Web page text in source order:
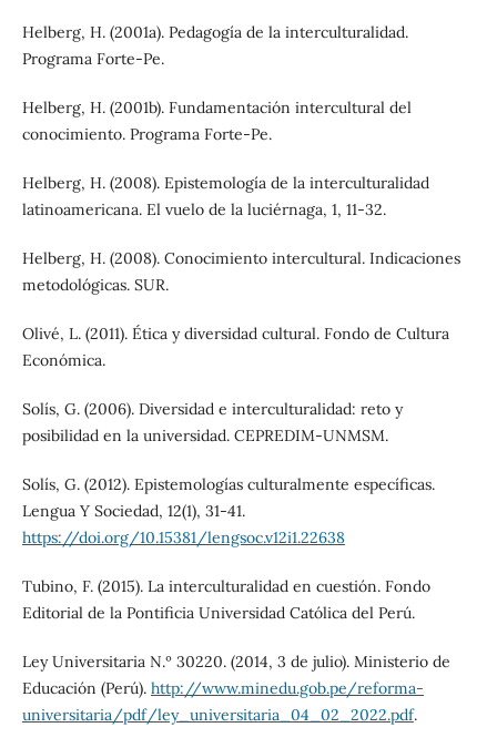
Helberg, H. (2001a). Pedagogía de la interculturalidad.
Programa Forte-Pe.
Helberg, H. (2001b). Fundamentación intercultural del
conocimiento. Programa Forte-Pe.
Helberg, H. (2008). Epistemología de la interculturalidad
latinoamericana. El vuelo de la luciérnaga, 1, 11-32.
Helberg, H. (2008). Conocimiento intercultural. Indicaciones
metodológicas. SUR.
Olivé, L. (2011). Ética y diversidad cultural. Fondo de Cultura
Económica.
Solís, G. (2006). Diversidad e interculturalidad: reto y
posibilidad en la universidad. CEPREDIM-UNMSM.
Solís, G. (2012). Epistemologías culturalmente específicas.
Lengua Y Sociedad, 12(1), 31-41.
https://doi.org/10.15381/lengsoc.v12i1.22638
Tubino, F. (2015). La interculturalidad en cuestión. Fondo
Editorial de la Pontificia Universidad Católica del Perú.
Ley Universitaria N.º 30220. (2014, 3 de julio). Ministerio de
Educación (Perú). http://www.minedu.gob.pe/reforma-
universitaria/pdf/ley_universitaria_04_02_2022.pdf.